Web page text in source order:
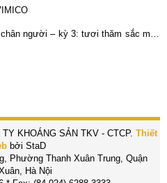
người – kỳ 3: tươi thăm sắc màu
KHOÁNG SẢN TKV - CTCP. Thiết
bởi StaD
Phường Thanh Xuân Trung, Quận
Hà Nội